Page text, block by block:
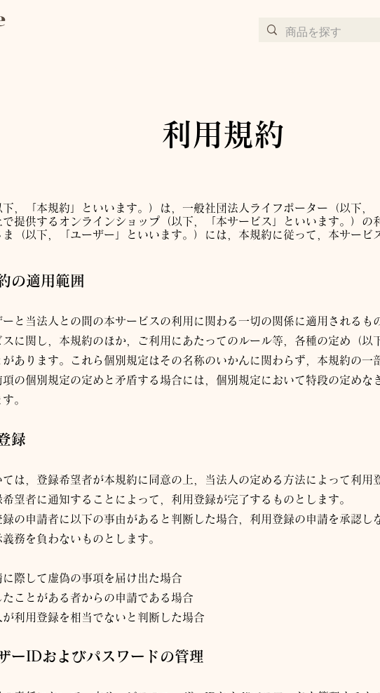
利用規約
下，「本規約」といいます。）は，一般社団法人ライフポーター（以下，
提供するオンラインショップ（以下，「本サービス」といいます。）の
（以下，「ユーザー」といいます。）には，本規約に従って，本サービ
の適用範囲
と当法人 との間の本サービスの利用に関わる一切の関係に適用されるも
スに関し，本規約のほか，ご利用にあたってのルール等，各種の定め（以
あります。これら個別規定はその名称のいかんに関わらず，本規約の一
の個別規定の定めと矛盾する場合には，個別規定において特段の定めな
。
録
は，登録希望者が本規約に同意の上，当法人 の定める方法によって利用
望者に通知することによって，利用登録が完了するものとします。
録の申請者に以下の事由があると判断した場合，利用登録の申請を承認し
務を負わないものとします。
に際して虚偽の事項を届け出た場合
たことがある者からの申請である場合
が利用登録を相当でないと判断した場合
IDおよびパスワードの管理